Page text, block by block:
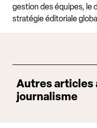
gestion des équipes, le
stratégie éditoriale
Autres articles
journalisme